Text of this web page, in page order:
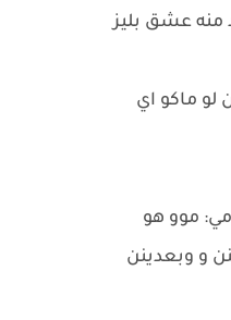
عشق بليز
لو ماكو اي
موو هو
و وبعدينن